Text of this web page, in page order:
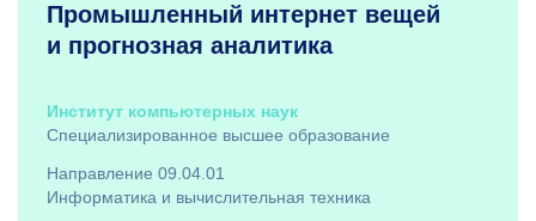
Промышленный интернет вещей
и прогнозная аналитика
Институт компьютерных наук
Специализированное высшее образование
Направление 09.04.01
Информатика и вычислительная техника